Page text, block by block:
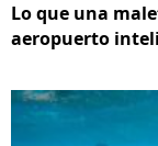
Lo que una
aeropuerto